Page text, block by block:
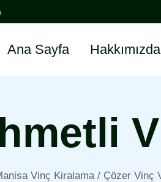
Ana Sayfa Hakkımızda
Vinç Kiralama / Çözer Vinç